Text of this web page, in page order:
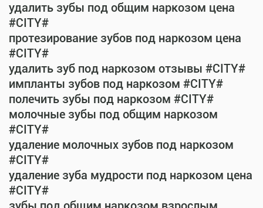
удалить зубы под общим наркозом цена
#CITY#
протезирование зубов под наркозом цена
#CITY#
удалить зуб под наркозом отзывы #CITY#
импланты зубов под наркозом #CITY#
полечить зубы под наркозом #CITY#
молочные зубы под общим наркозом
#CITY#
удаление молочных зубов под наркозом
#CITY#
удаление зуба мудрости под наркозом цена
#CITY#